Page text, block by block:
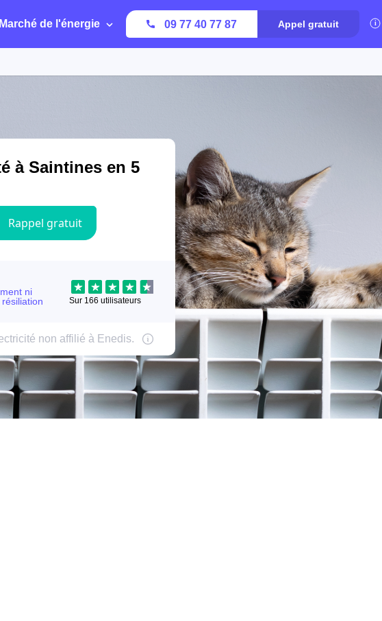
Marché de l'énergie 09 77 40 77 87 Appel gratuit